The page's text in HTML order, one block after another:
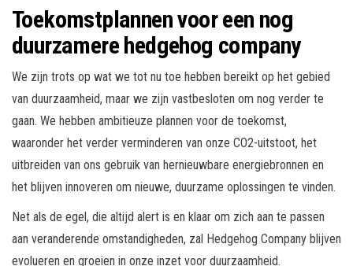
Toekomstplannen voor een nog
duurzamere hedgehog company
We zijn trots op wat we tot nu toe hebben bereikt op het gebied
van duurzaamheid, maar we zijn vastbesloten om nog verder te
gaan. We hebben ambitieuze plannen voor de toekomst,
waaronder het verder verminderen van onze CO2-uitstoot, het
uitbreiden van ons gebruik van hernieuwbare energiebronnen en
het blijven innoveren om nieuwe, duurzame oplossingen te vinden.
Net als de egel, die altijd alert is en klaar om zich aan te passen
aan veranderende omstandigheden, zal Hedgehog Company blijven
evolueren en groeien in onze inzet voor duurzaamheid.